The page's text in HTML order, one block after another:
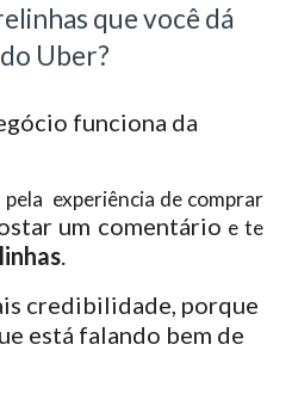
que você dá
Uber?
funciona da
pela experiência de comprar
um comentário e te
credibilidade, porque
está falando bem de